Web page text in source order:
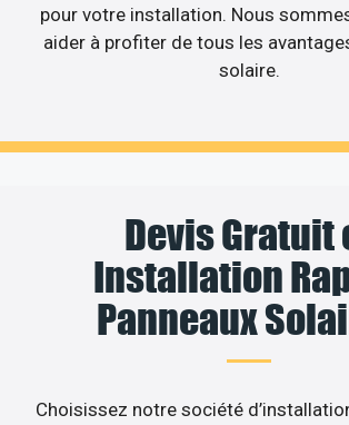
pour votre installation. Nous
aider à profiter de tous les
solaire.
Devis Gratuit
Installation
Panneaux
Choisissez notre société